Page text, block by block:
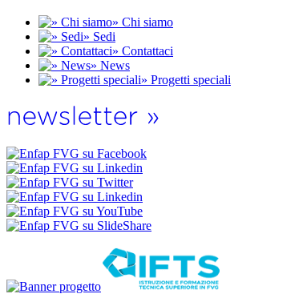
» Chi siamo
» Sedi
» Contattaci
» News
» Progetti speciali